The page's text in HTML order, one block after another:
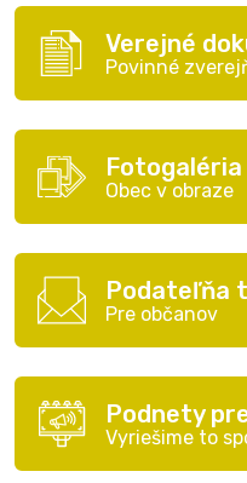
Verejné
Povinné
Fotogaléria
Obec v obraze
Podateľňa
Pre občanov
Podnety
Vyriešime to